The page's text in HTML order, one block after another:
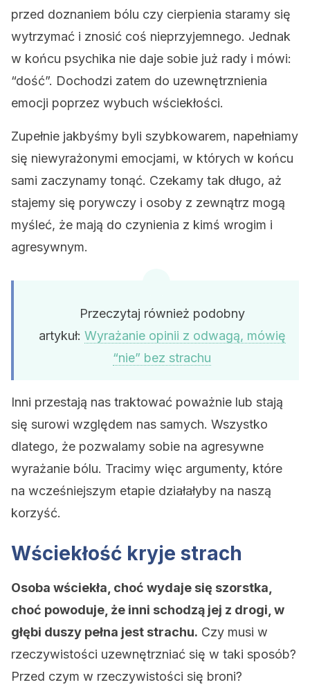
przed doznaniem bólu czy cierpienia staramy się
wytrzymać i znosić coś nieprzyjemnego. Jednak
w końcu psychika nie daje sobie już rady i mówi:
“dość”. Dochodzi zatem do uzewnętrznienia
emocji poprzez wybuch wściekłości.
Zupełnie jakbyśmy byli szybkowarem, napełniamy
się niewyrażonymi emocjami, w których w końcu
sami zaczynamy tonąć. Czekamy tak długo, aż
stajemy się porywczy i osoby z zewnątrz mogą
myśleć, że mają do czynienia z kimś wrogim i
agresywnym.
Przeczytaj również podobny
artykuł: Wyrażanie opinii z odwagą, mówię
“nie” bez strachu
Inni przestają nas traktować poważnie lub stają
się surowi względem nas samych. Wszystko
dlatego, że pozwalamy sobie na agresywne
wyrażanie bólu. Tracimy więc argumenty, które
na wcześniejszym etapie działałyby na naszą
korzyść.
Wściekłość kryje strach
Osoba wściekła, choć wydaje się szorstka,
choć powoduje, że inni schodzą jej z drogi, w
głębi duszy pełna jest strachu. Czy musi w
rzeczywistości uzewnętrzniać się w taki sposób?
Przed czym w rzeczywistości się broni?